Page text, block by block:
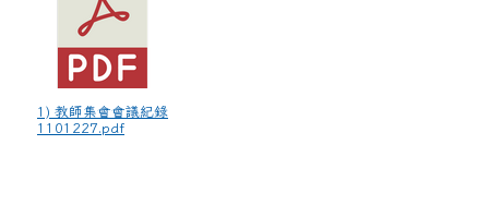
1) 教師集會會議紀錄
1101227.pdf